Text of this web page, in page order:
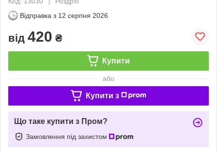
Відправка з 12 серпня 2026
від 420 ₴
Купити
або
Купити з
Що таке купити з Пром?
Замовлення під захистом